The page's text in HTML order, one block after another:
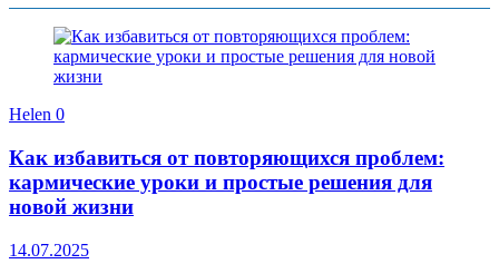
Helen 0
Как избавиться от повторяющихся проблем:
кармические уроки и простые решения для
новой жизни
14.07.2025